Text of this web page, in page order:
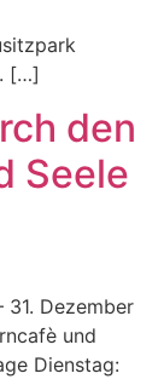
Ort:
den
Seele
Dezember
und
Dienstag: